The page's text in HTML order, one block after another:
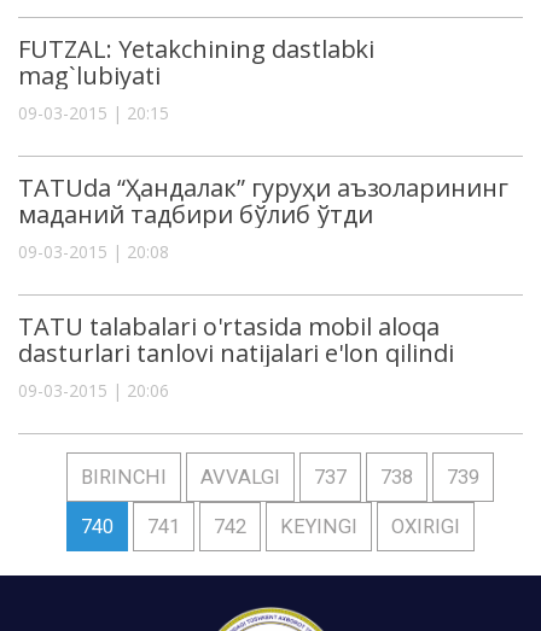
FUTZAL: Yetakchining dastlabki
mag`lubiyati
09-03-2015 | 20:15
TATUda “Ҳандалак” гуруҳи аъзоларининг
маданий тадбири бўлиб ўтди
09-03-2015 | 20:08
TATU talabalari o'rtasida mobil aloqa
dasturlari tanlovi natijalari e'lon qilindi
09-03-2015 | 20:06
BIRINCHI AVVALGI 737 738 739
740 741 742 KEYINGI OXIRIGI